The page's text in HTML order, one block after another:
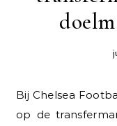
Bij Chelsea Football Club is er een offensief gaande
op de